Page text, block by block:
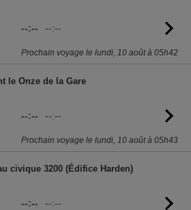
--:-- --:--
Prochain voyage le lundi, 10 août à 05h42
le Onze de la Gare
--:-- --:--
Prochain voyage le lundi, 10 août à 05h43
civique 3200 (Édifice Harden)
--:-- --:--